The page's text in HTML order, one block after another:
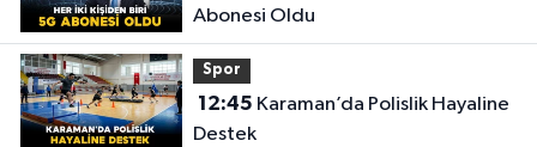
Abonesi Oldu
Spor
12:45
Destek